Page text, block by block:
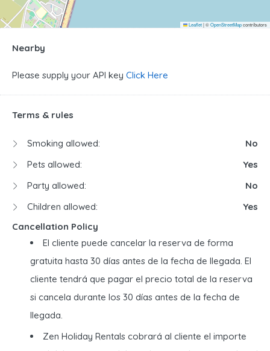
Leaflet|©OpenStreetMapcontributors
Nearby
Please supply your API key Click Here
Terms & rules
Smoking allowed:
No
Pets allowed:
Yes
Party allowed:
No
Children allowed:
Yes
Cancellation Policy
El cliente puede cancelar la reserva de forma
gratuita hasta 30 días antes de la fecha de llegada. El
cliente tendrá que pagar el precio total de la reserva
si cancela durante los 30 días antes de la fecha de
llegada.
Zen Holiday Rentals cobrará al cliente el importe